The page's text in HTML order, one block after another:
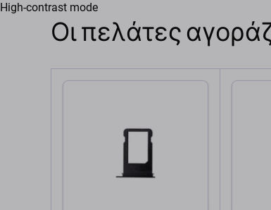
High-contrast mode
Οι πελάτες